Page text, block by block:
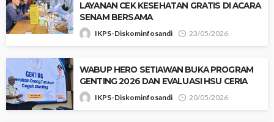
LAYANAN CEK KESEHATAN GRATIS DI ACARA
SENAM BERSAMA
IKPS-Diskominfosandi 23/05/2026
‎WABUP HERO SETIAWAN BUKA PROGRAM
GENTING 2026 DAN EVALUASI HSU CERIA
IKPS-Diskominfosandi 20/05/2026